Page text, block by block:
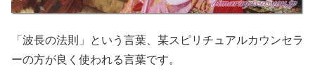
「波長の法則」という言葉、某スピリチュアルカウンセラ
ーの方が良く使われる言葉です。